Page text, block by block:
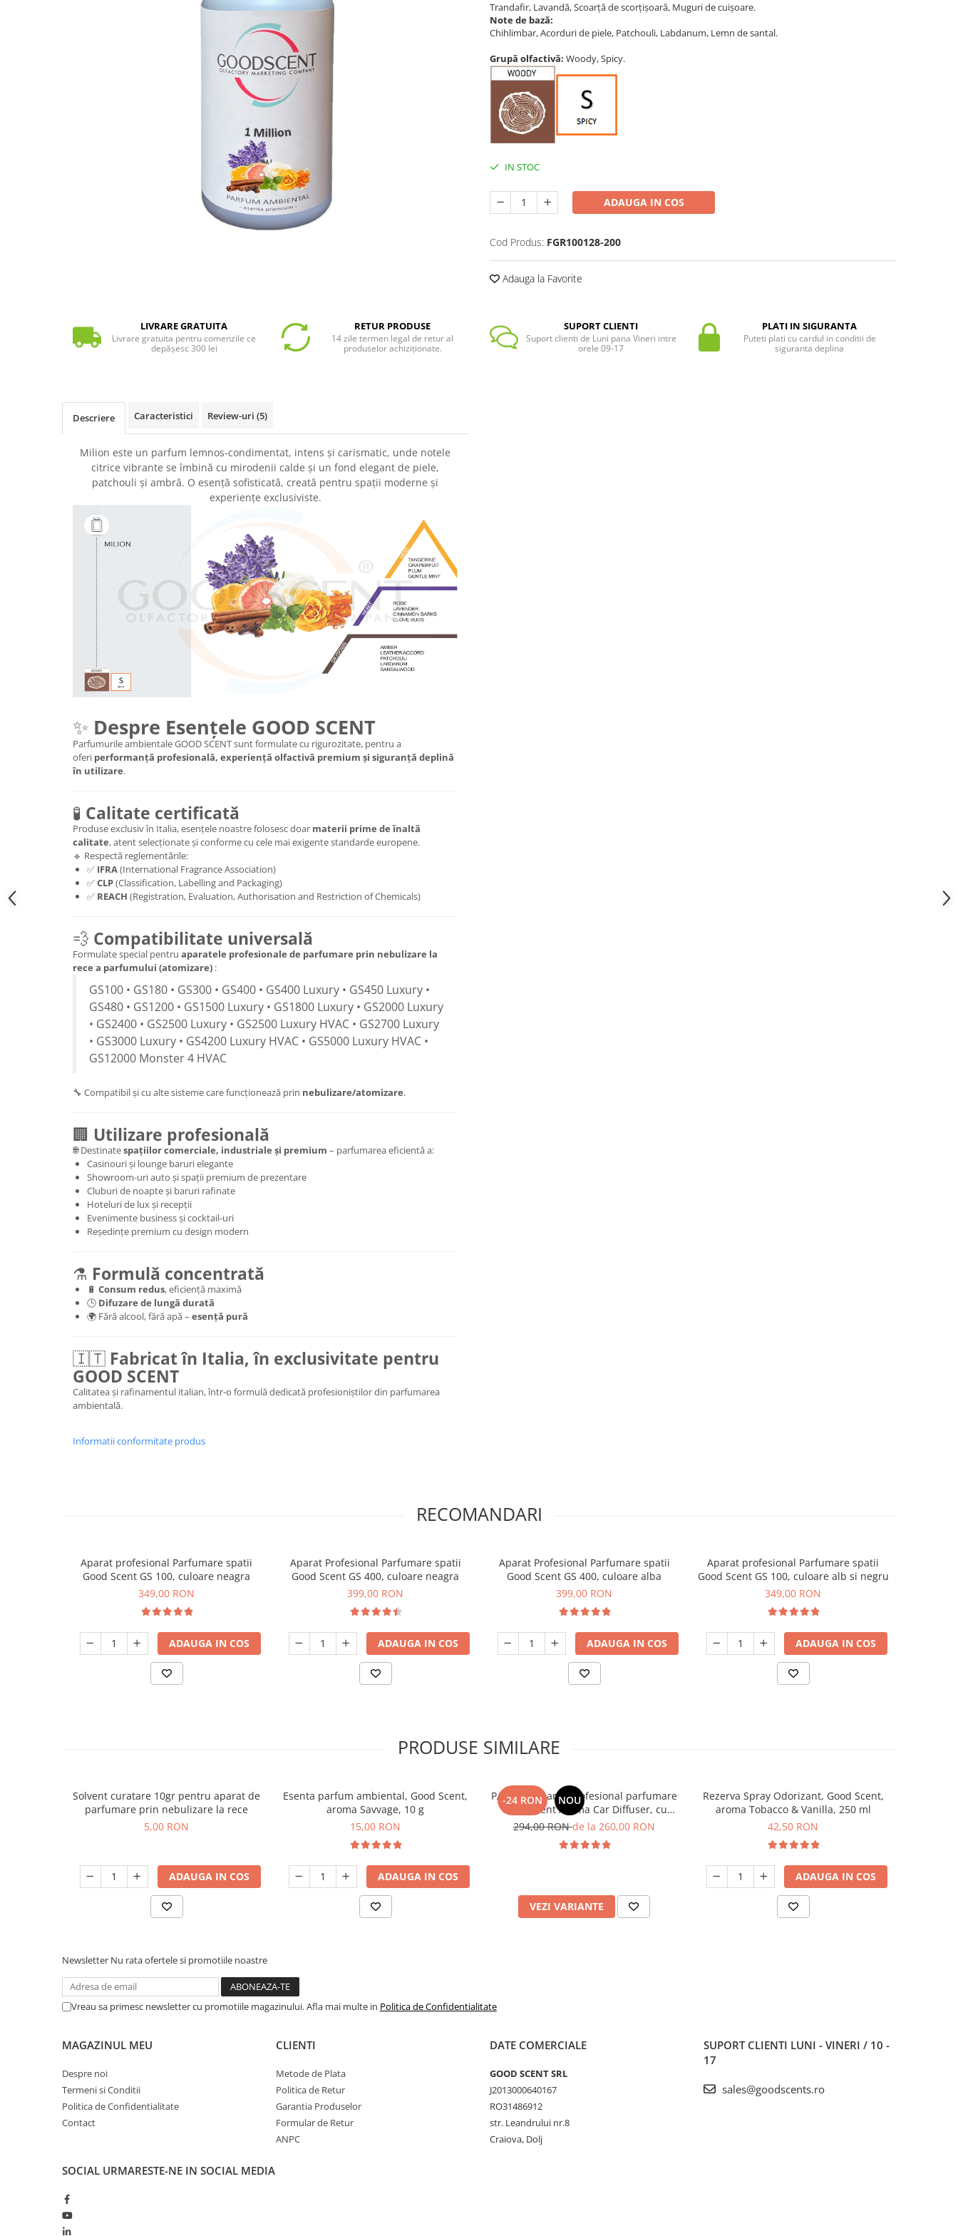
Trandafir, Lavandă, Scoarță de scorțișoară, Muguri de cuișoare.
Note de bază:
Chihlimbar, Acorduri de piele, Patchouli, Labdanum, Lemn de santal.
Grupă olfactivă: Woody, Spicy.
IN STOC
ADAUGA IN COS
Cod Produs: FGR100128-200
Adauga la Favorite
LIVRARE GRATUITA
Livrare gratuita pentru comenzile ce
depășesc 300 lei
RETUR PRODUSE
14 zile termen legal de retur al
produselor achiziționate.
SUPORT CLIENTI
Suport clienti de Luni pana Vineri intre
orele 09-17
PLATI IN SIGURANTA
Puteti plati cu cardul in conditii de
siguranta deplina
Descriere Caracteristici Review-uri (5)
Milion este un parfum lemnos-condimentat, intens și carismatic, unde notele
citrice vibrante se îmbină cu mirodenii calde și un fond elegant de piele,
patchouli și ambră. O esență sofisticată, creată pentru spații moderne și
experiențe exclusiviste.
✨ Despre Esențele GOOD SCENT
Parfumurile ambientale GOOD SCENT sunt formulate cu rigurozitate, pentru a
oferi performanță profesională, experiență olfactivă premium și siguranță deplină
în utilizare.
🧪 Calitate certificată
Produse exclusiv în Italia, esențele noastre folosesc doar materii prime de înaltă
calitate, atent selecționate și conforme cu cele mai exigente standarde europene.
🔹 Respectă reglementările:
✅ IFRA(International Fragrance Association)
✅CLP(Classification, Labelling and Packaging)
✅ REACH (Registration, Evaluation, Authorisation and Restriction of Chemicals)
💨 Compatibilitate universală
Formulate special pentru aparatele profesionale de parfumare prin nebulizare la
rece a parfumului (atomizare) :
GS100 • GS180 • GS300 • GS400 • GS400 Luxury • GS450 Luxury •
GS480 • GS1200 • GS1500 Luxury • GS1800 Luxury • GS2000 Luxury
• GS2400 • GS2500 Luxury • GS2500 Luxury HVAC • GS2700 Luxury
• GS3000 Luxury • GS4200 Luxury HVAC • GS5000 Luxury HVAC •
GS12000 Monster 4 HVAC
🔧 Compatibil și cu alte sisteme care funcționează prin nebulizare/atomizare.
🏢 Utilizare profesională
🌐 Destinatespațiilor comerciale, industriale și premium – parfumarea eficientă a:
Casinouri și lounge baruri elegante
Showroom-uri auto și spații premium de prezentare
Cluburi de noapte și baruri rafinate
Hoteluri de lux și recepții
Evenimente business și cocktail-uri
Reședințe premium cu design modern
⚗️ Formulă concentrată
🔋 Consum redus, eficiență maximă
🕒 Difuzare de lungă durată
🌍 Fără alcool, fără apă – esență pură
🇮🇹 Fabricat în Italia, în exclusivitate pentru
GOOD SCENT
Calitatea și rafinamentul italian, într-o formulă dedicată profesioniștilor din parfumarea
ambientală.
Informatii conformitate produs
RECOMANDARI
Aparat profesional Parfumare spatii
Good Scent GS 100, culoare neagra
349,00 RON
ADAUGA IN COS
Aparat Profesional Parfumare spatii
Good Scent GS 400, culoare neagra
399,00 RON
ADAUGA IN COS
Aparat Profesional Parfumare spatii
Good Scent GS 400, culoare alba
399,00 RON
ADAUGA IN COS
Aparat profesional Parfumare spatii
Good Scent GS 100, culoare alb si negru
349,00 RON
ADAUGA IN COS
PRODUSE SIMILARE
Solvent curatare 10gr pentru aparat de
parfumare prin nebulizare la rece
5,00 RON
ADAUGA IN COS
Esenta parfum ambiental, Good Scent,
aroma Savvage, 10 g
15,00 RON
ADAUGA IN COS
-24 RON NOU
PACHET: Aparat profesional parfumare
Good Scent Aroma Car Diffuser, cu
baterie interna, negru si 5 rezerve
294,00 RONde la 260,00 RON
VEZI VARIANTE
Rezerva Spray Odorizant, Good Scent,
aroma Tobacco & Vanilla, 250 ml
42,50 RON
ADAUGA IN COS
Newsletter Nu rata ofertele si promotiile noastre
Vreau sa primesc newsletter cu promotiile magazinului. Afla mai multe in Politica de Confidentialitate
MAGAZINUL MEU
Despre noi
Termeni si Conditii
Politica de Confidentialitate
Contact
CLIENTI
Metode de Plata
Politica de Retur
Garantia Produselor
Formular de Retur
ANPC
DATE COMERCIALE
GOOD SCENT SRL
J2013000640167
RO31486912
str. Leandrului nr.8
Craiova, Dolj
SUPORT CLIENTI LUNI - VINERI / 10 -
17
sales@goodscents.ro
SOCIAL URMARESTE-NE IN SOCIAL MEDIA